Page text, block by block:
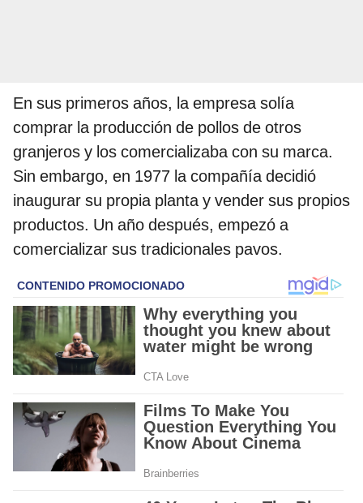
En sus primeros años, la empresa solía
comprar la producción de pollos de otros
granjeros y los comercializaba con su marca.
Sin embargo, en 1977 la compañía decidió
inaugurar su propia planta y vender sus propios
productos. Un año después, empezó a
comercializar sus tradicionales pavos.